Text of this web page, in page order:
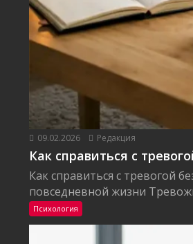
09.02.2026 Редакция
Как справиться с
Как справиться с тревогой
повседневной жизни
Психология